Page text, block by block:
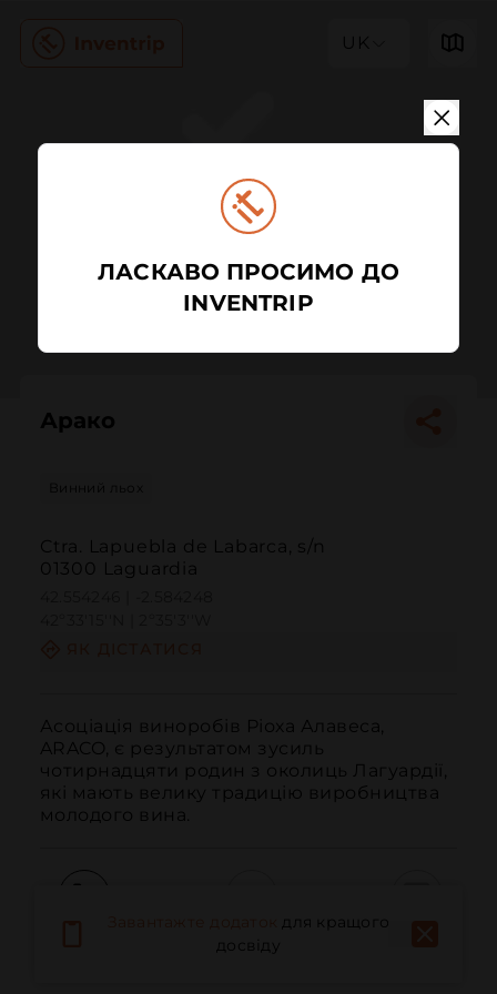
UK
Арако
Винний льох
Ctra. Lapuebla de Labarca, s/n
01300 Laguardia
Асоціація виноробів Ріоха Алавеса,
ARACO, є результатом зусиль
чотирнадцяти родин з околиць Лагуардії,
які мають велику традицію виробництва
молодого вина.
Електронна пошта
для кращого
досвіду
ЛАСКАВО ПРОСИМО ДО
INVENTRIP